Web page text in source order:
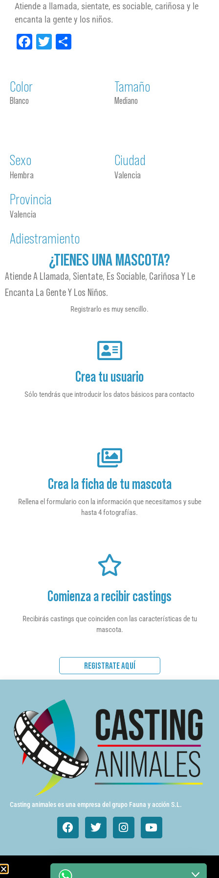
Atiende a llamada, sientate, es sociable, cariñosa y le
encanta la gente y los niños.
Facebook
Twitter
Color
Blanco
Tamaño
Mediano
Sexo
Hembra
Ciudad
Valencia
Provincia
Valencia
Adiestramiento
¿TIENES UNA MASCOTA?
Atiende A Llamada, Sientate, Es Sociable, Cariñosa Y Le
Encanta La Gente Y Los Niños.
Registrarlo es muy sencillo.
Crea tu usuario
Sólo tendrás que introducir los datos básicos para contacto
Crea la ficha de tu mascota
Rellena el formulario con la información que necesitamos y sube
hasta 4 fotografías.
Comienza a recibir castings
Recibirás castings que coinciden con las características de tu
mascota.
REGISTRATE AQUÍ
Casting animales es una empresa del grupo Fauna y acción S.L.
Animales de cine y TV